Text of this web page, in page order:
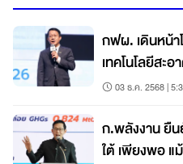
กฟผ. เดินหน้า
เทคโนโลยีสะ
03 ธ.ค. 2568 |
ก.พลังงาน ยื
ใต้ เพียงพอ แ